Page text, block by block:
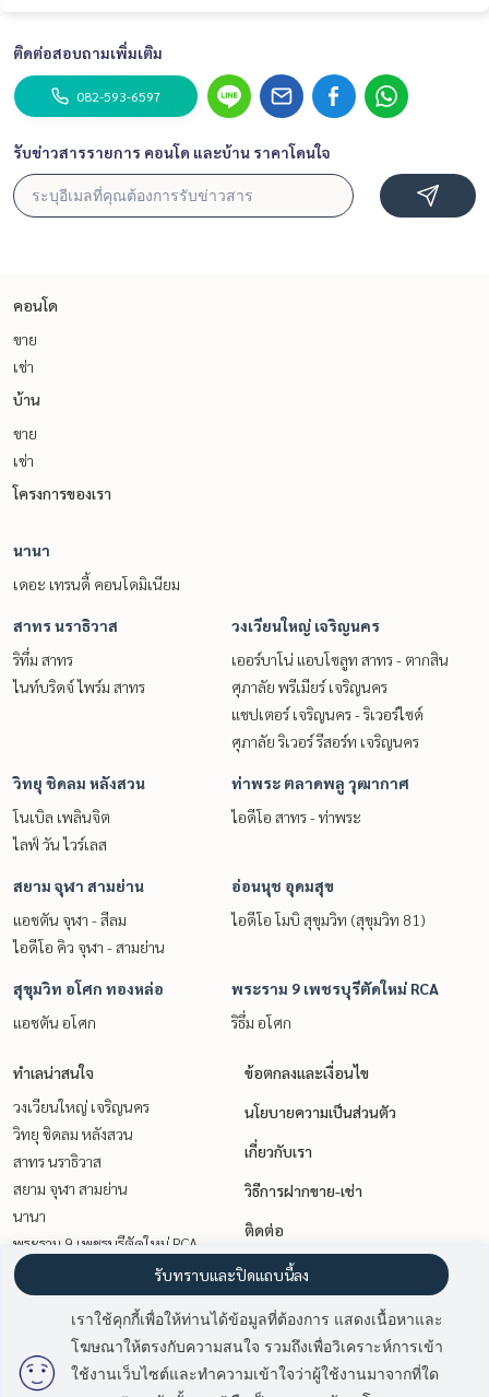
มี2คนกำลังดูประกาศนี้
ติดต่อสอบถามเพิ่มเติม
082-593-6597
รับข่าวสารรายการ คอนโด และบ้าน ราคาโดนใจ
คอนโด
ขาย
เช่า
บ้าน
ขาย
เช่า
โครงการของเรา
นานา
เดอะ เทรนดี้ คอนโดมิเนียม
สาทร นราธิวาส
ริทึ่ม สาทร
ไนท์บริดจ์ ไพร์ม สาทร
วงเวียนใหญ่ เจริญนคร
เออร์บาโน่ แอบโซลูท สาทร - ตากสิน
ศุภาลัย พรีเมียร์ เจริญนคร
แชปเตอร์ เจริญนคร - ริเวอร์ไซด์
ศุภาลัย ริเวอร์ รีสอร์ท เจริญนคร
วิทยุ ชิดลม หลังสวน
โนเบิล เพลินจิต
ไลฟ์ วัน ไวร์เลส
ท่าพระ ตลาดพลู วุฒากาศ
ไอดีโอ สาทร - ท่าพระ
สยาม จุฬา สามย่าน
แอชตัน จุฬา - สีลม
ไอดีโอ คิว จุฬา - สามย่าน
อ่อนนุช อุดมสุข
ไอดีโอ โมบิ สุขุมวิท (สุขุมวิท 81)
สุขุมวิท อโศก ทองหล่อ
แอชตัน อโศก
พระราม 9 เพชรบุรีตัดใหม่ RCA
ริธึ่ม อโศก
ทำเลน่าสนใจ
วงเวียนใหญ่ เจริญนคร
วิทยุ ชิดลม หลังสวน
สาทร นราธิวาส
สยาม จุฬา สามย่าน
นานา
พระราม 9 เพชรบุรีตัดใหม่ RCA
สุขุมวิท อโศก ทองหล่อ
อ่อนนุช อุดมสุข
เกษตรศาสตร์ รัชโยธิน
ท่าพระ ตลาดพลู วุฒากาศ
ข้อตกลงและเงื่อนไข
นโยบายความเป็นส่วนตัว
เกี่ยวกับเรา
วิธีการฝากขาย-เช่า
ติดต่อ
เราใช้คุกกี้เพื่อให้ท่านได้ข้อมูลที่ต้องการ แสดงเนื้อหาและ
โฆษณาให้ตรงกับความสนใจ รวมถึงเพื่อวิเคราะห์การเข้า
ใช้งานเว็บไซต์และทำความเข้าใจว่าผู้ใช้งานมาจากที่ใด
รับทราบและปิดแถบนี้ลง